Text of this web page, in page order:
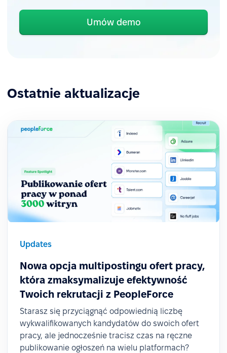
Umów demo
Ostatnie aktualizacje
Updates
Nowa opcja multipostingu ofert pracy,
która zmaksymalizuje efektywność
Twoich rekrutacji z PeopleForce
Starasz się przyciągnąć odpowiednią liczbę
wykwalifikowanych kandydatów do swoich ofert
pracy, ale jednocześnie tracisz czas na ręczne
publikowanie ogłoszeń na wielu platformach?